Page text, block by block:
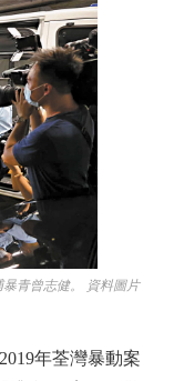
青曾志健。 資料圖片
年荃灣暴動案